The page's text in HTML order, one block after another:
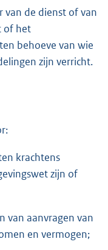
van de dienst of van
of het
behoeve van wie
zijn verricht.
krachtens
zijn of
van aanvragen van
en vermogen;